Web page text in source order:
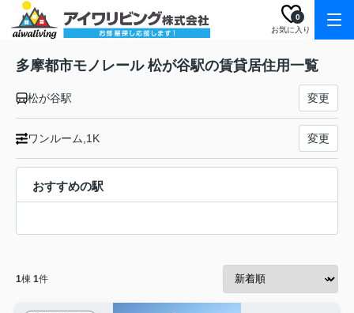
お気に入り
0
多摩都市モノレール 松が谷駅の賃貸居住用一覧
松が谷駅 変更
ワンルーム,1K 変更
おすすめの駅
1棟 1件